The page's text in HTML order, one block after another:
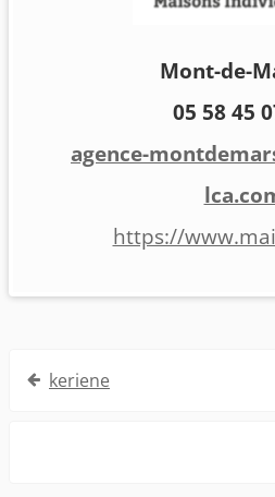
Mont-de-
05 58 45
agence-
https://
Navigation
keriene